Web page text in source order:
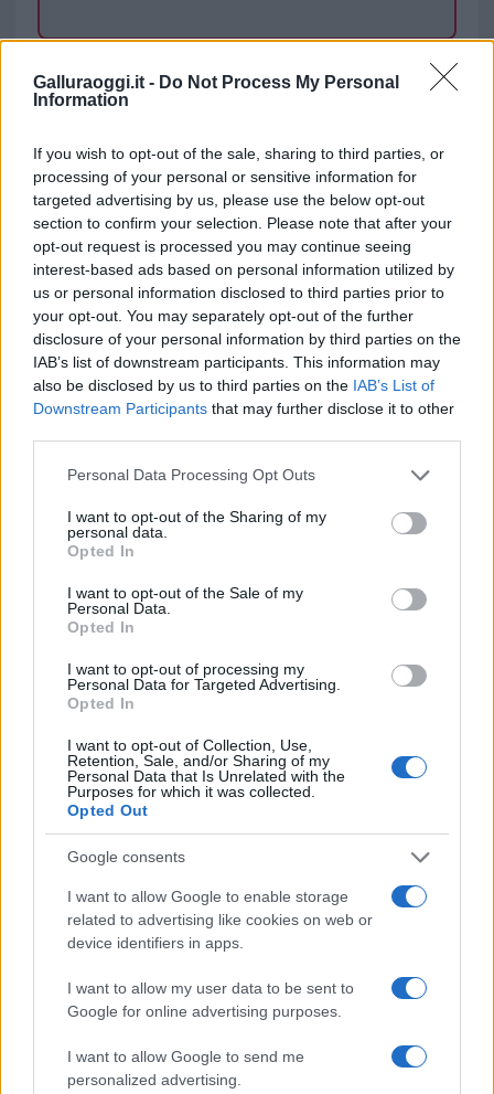
Galluraoggi.it - Do Not Process My Personal
Information
If you wish to opt-out of the sale, sharing to third parties, or
processing of your personal or sensitive information for
targeted advertising by us, please use the below opt-out
section to confirm your selection. Please note that after your
opt-out request is processed you may continue seeing
interest-based ads based on personal information utilized by
us or personal information disclosed to third parties prior to
your opt-out. You may separately opt-out of the further
disclosure of your personal information by third parties on the
IAB’s list of downstream participants. This information may
also be disclosed by us to third parties on the IAB’s List of
Downstream Participants that may further disclose it to other
Please note that this website/app uses one or more Google
not limited to your visit or usage behaviour. You may click to
grant or deny consent to Google and its third-party tags to
use your data for below specified purposes in below Google
consent section.
Personal Data Processing Opt Outs
I want to opt-out of the Sharing of my
personal data.
Opted In
I want to opt-out of the Sale of my
Personal Data.
Opted In
I want to opt-out of processing my
Personal Data for Targeted Advertising.
Opted In
I want to opt-out of Collection, Use,
Retention, Sale, and/or Sharing of my
Personal Data that Is Unrelated with the
Purposes for which it was collected.
Opted Out
Google consents
I want to allow Google to enable storage
related to advertising like cookies on web or
device identifiers in apps.
I want to allow my user data to be sent to
Google for online advertising purposes.
I want to allow Google to send me
personalized advertising.
Entra nel canale telegram di
GalluraOggi.it
Inviaci le tue segnalazioni,
i tuoi video e le tue foto
Su WhatsApp al numero +39
345 356 7512
Condividi l'articolo
F
a
ce
b
o
o
k
T
it
te
r
Pi
te
re
st
W
at
s
A
p
S
a
re
Articolo precedente
Prossimo articolo
Sangue, musica e solidarietà con Avis Olbia al
Delta Center
Meteo Olbia 9 agosto, temperature in calo